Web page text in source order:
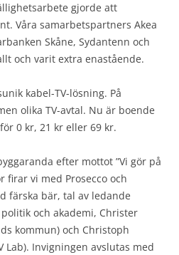
gjorde att
Våra samarbetspartners Akea
Skåne, Sydantenn och
och varit extra enastående.
kabel-TV-lösning. På
olika TV-avtal. Nu är boende
0 kr, 21 kr eller 69 kr.
efter mottot ”Vi gör på
firar vi med Prosecco och
färska bär, tal av ledande
och akademi, Christer
kommun) och Christoph
Lab). Invigningen avslutas med